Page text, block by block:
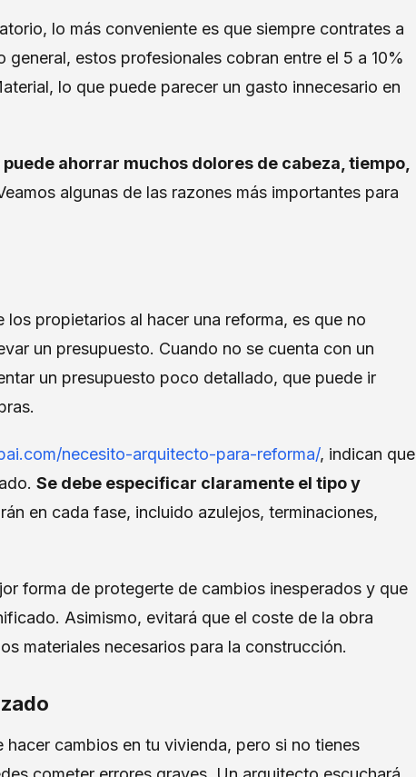
lo más conveniente es que siempre contrates a
estos profesionales cobran entre el 5 a 10%
lo que puede parecer un gasto innecesario en
ahorrar muchos dolores de cabeza, tiempo,
algunas de las razones más importantes para
propietarios al hacer una reforma, es que no
un presupuesto. Cuando no se cuenta con un
un presupuesto poco detallado, que puede ir
necesito-arquitecto-para-reforma/, indican que
Se debe especificar claramente el tipo y
en cada fase, incluido azulejos, terminaciones,
forma de protegerte de cambios inesperados y que
Asimismo, evitará que el coste de la obra
materiales necesarios para la construcción.
cambios en tu vivienda, pero si no tienes